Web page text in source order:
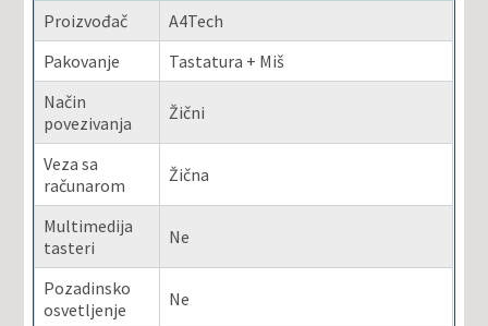
Proizvođač
A4Tech
Pakovanje
Tastatura + Miš
Način
povezivanja
Žični
Veza sa
računarom
Žična
Multimedija
tasteri
Ne
Pozadinsko
osvetljenje
Ne